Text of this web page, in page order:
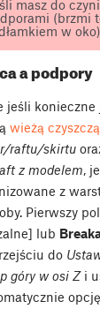
masz do
(brzmi
w
a podpory
jeśli
wieżą
raftu/skirtu
z modelem ,
z
Pierwszy
lub
do
góry w osi Zi
opcję